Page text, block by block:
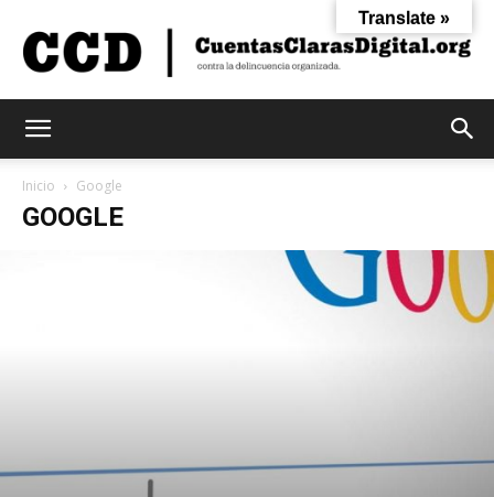
Claras
Inicio Google
GOOGLE
Translate »